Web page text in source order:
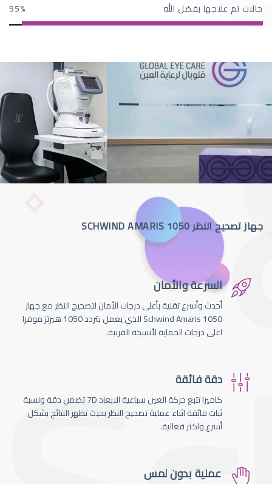
حالات تم علاجها بفضل الله 95
جهاز تصحيح النظر SCHWIND AMARIS 1050
السرعة والأمان
أحدث وأسرع تقنية بأعلى درجات الأمان لتصحيج النظر مع جهاز
Schwind Amaris 1050 الذي يعمل بتردد 1050 هيرتز موفرا
اعلى درجات الحماية لأنسجة القرنية.
دقة فائقة
كاميرا تتبع حركة العين سباعية الابعاد 7D تضمن دقة ونسبة
ثبات فائقة اثناء عملية تصحيح النظر بحيث تظهر النتائج بشكل
أسرع واكثر فعالية.
عملية بدون لمس